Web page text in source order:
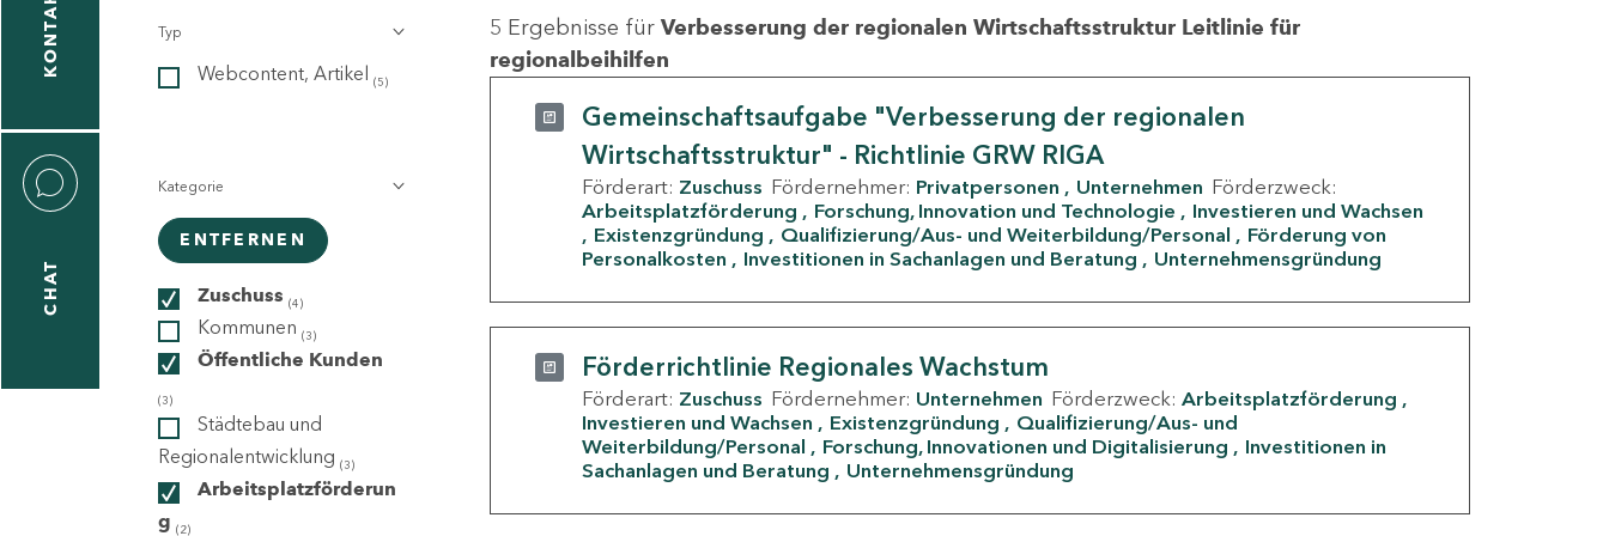
KONTAKT
CHAT
Typ
Webcontent, Artikel (5)
Kategorie
ENTFERNEN
Zuschuss (4)
Kommunen (3)
Öffentliche Kunden
(3)
Städtebau und
Regionalentwicklung (3)
Arbeitsplatzförderun
g (2)
5 Ergebnisse für Verbesserung der regionalen Wirtschaftsstruktur Leitlinie für
regionalbeihilfen
Gemeinschaftsaufgabe "Verbesserung der regionalen
Wirtschaftsstruktur" - Richtlinie GRW RIGA
Förderart: Zuschuss Fördernehmer: Privatpersonen Unternehmen Förderzweck:
Arbeitsplatzförderung
Forschung, Innovation und Technologie
Investieren und Wachsen
Existenzgründung
Qualifizierung/Aus- und Weiterbildung/Personal
Förderung von
Personalkosten
Investitionen in Sachanlagen und Beratung Unternehmensgründung
Förderrichtlinie Regionales Wachstum
Förderart: Zuschuss Fördernehmer: Unternehmen Förderzweck: Arbeitsplatzförderung
Investieren und Wachsen
Existenzgründung
Qualifizierung/Aus- und
Weiterbildung/Personal
Forschung, Innovationen und Digitalisierung
Investitionen in
Sachanlagen und Beratung
Unternehmensgründung